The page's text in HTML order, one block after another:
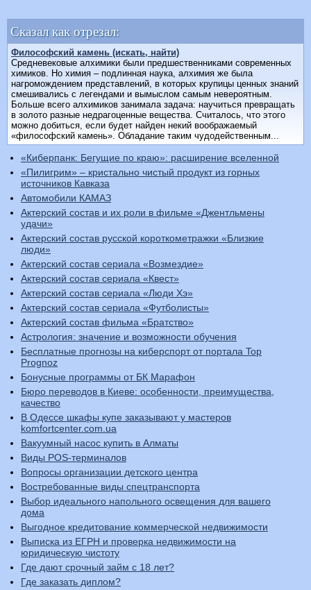
Сказал как отрезал:
Философский камень (искать, найти)
Средневековые алхимики были предшественниками современных
химиков. Но химия – подлинная наука, алхимия же была
нагромождением представлений, в которых крупицы ценных знаний
смешивались с легендами и вымыслом самым невероятным.
Больше всего алхимиков занимала задача: научиться превращать
в золото разные недрагоценные вещества. Считалось, что этого
можно добиться, если будет найден некий воображаемый
«философский камень». Обладание таким чудодейственным...
«Киберпанк: Бегущие по краю»: расширение вселенной
«Пилигрим» – кристально чистый продукт из горных
источников Кавказа
Автомобили КАМАЗ
Актерский состав и их роли в фильме «Джентльмены
удачи»
Актерский состав русской короткометражки «Близкие
люди»
Актерский состав сериала «Возмездие»
Актерский состав сериала «Квест»
Актерский состав сериала «Люди Хэ»
Актерский состав сериала «Футболисты»
Актерский состав фильма «Братство»
Астрология: значение и возможности обучения
Бесплатные прогнозы на киберспорт от портала Top
Prognoz
Бонусные программы от БК Марафон
Бюро переводов в Киеве: особенности, преимущества,
качество
В Одессе шкафы купе заказывают у мастеров
komfortcenter.com.ua
Вакуумный насос купить в Алматы
Виды POS-терминалов
Вопросы организации детского центра
Востребованные виды спецтранспорта
Выбор идеального напольного освещения для вашего
дома
Выгодное кредитование коммерческой недвижимости
Выписка из ЕГРН и проверка недвижимости на
юридическую чистоту
Где дают срочный займ с 18 лет?
Где заказать диплом?